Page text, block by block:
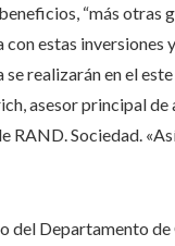
“más otras
con estas inversiones
realizarán en el este
asesor principal de
RAND. Sociedad.
del Departamento